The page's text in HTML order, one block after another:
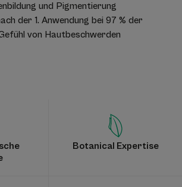
und Pigmentierung
der 1. Anwendung bei 97 % der
von Hautbeschwerden
Botanical Expertise